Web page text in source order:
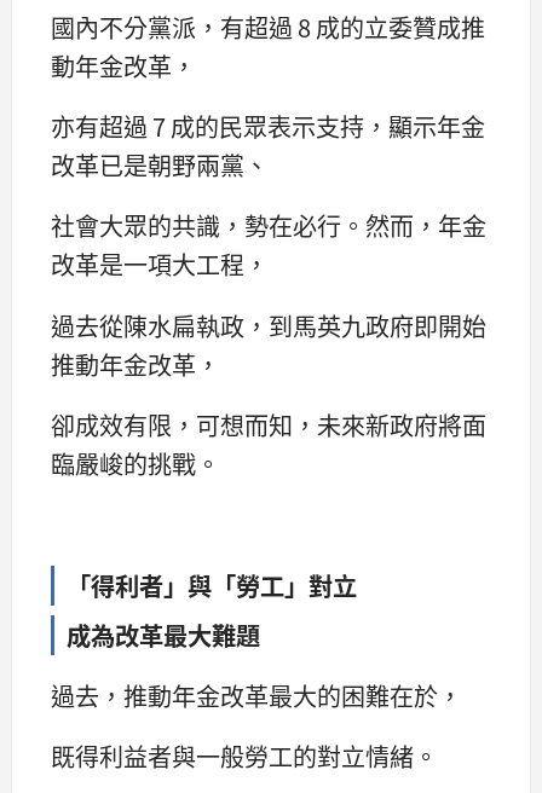
國內不分黨派，有超過 8 成的立委贊成推
動年金改革，
亦有超過 7 成的民眾表示支持，顯示年金
改革已是朝野兩黨、
社會大眾的共識，勢在必行。然而，年金
改革是一項大工程，
過去從陳水扁執政，到馬英九政府即開始
推動年金改革，
卻成效有限，可想而知，未來新政府將面
臨嚴峻的挑戰。
「得利者」與「勞工」對立
成為改革最大難題
過去，推動年金改革最大的困難在於，
既得利益者與一般勞工的對立情緒。